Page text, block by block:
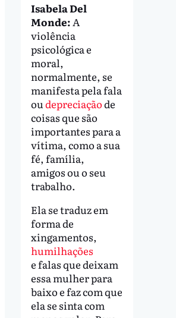
Isabela Del
Monde:A
violência
psicológica e
moral,
normalmente, se
manifesta pela fala
oudepreciaçãode
coisas que são
importantes para a
vítima, como a sua
fé, família,
amigos ou o seu
trabalho.
Ela se traduz em
forma de
xingamentos,
humilhações
e falas que deixam
essa mulher para
baixo e faz com que
ela se sinta com